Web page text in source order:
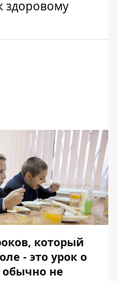
здоровому
который
- это урок о
не